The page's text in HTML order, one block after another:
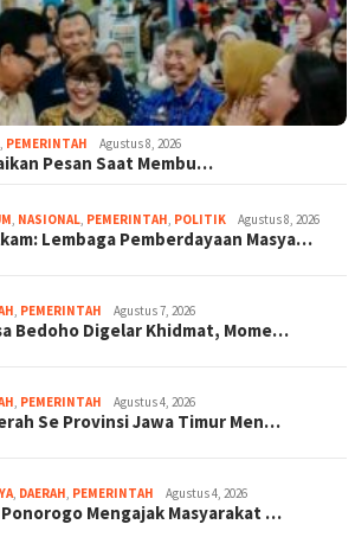
, PEMERINTAH Agustus 8, 2026
Pesan Saat Membu…
, NASIONAL, PEMERINTAH, POLITIK Agustus 8, 2026
Lembaga Pemberdayaan Masya…
, PEMERINTAH Agustus 7, 2026
Bedoho Digelar Khidmat, Mome…
, PEMERINTAH Agustus 4, 2026
Se Provinsi Jawa Timur Men…
, DAERAH, PEMERINTAH Agustus 4, 2026
Mengajak Masyarakat …